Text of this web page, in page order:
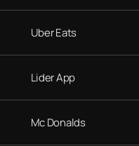
Uber Eats
Lider App
Mc Donalds